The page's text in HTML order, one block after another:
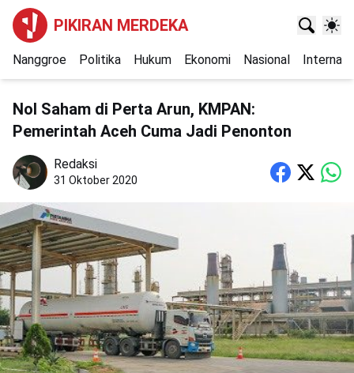
PIKIRAN MERDEKA
Nanggroe Politika Hukum Ekonomi Nasional
Nol Saham di Perta Arun, KMPAN:
Pemerintah Aceh Cuma Jadi Penonton
Redaksi
31 Oktober 2020